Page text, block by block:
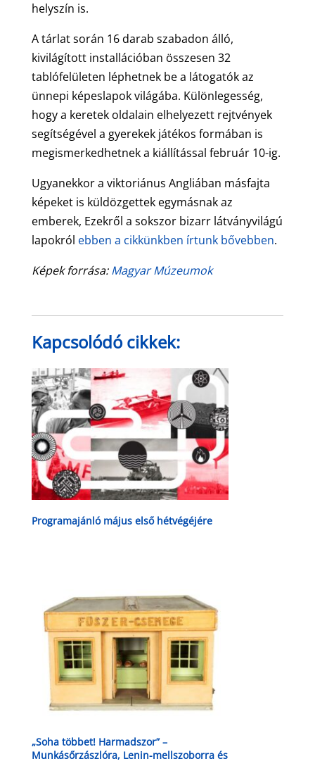
helyszín is.
A tárlat során 16 darab szabadon álló,
kivilágított installációban összesen 32
tablófelületen léphetnek be a látogatók az
ünnepi képeslapok világába. Különlegesség,
hogy a keretek oldalain elhelyezett rejtvények
segítségével a gyerekek játékos formában is
megismerkedhetnek a kiállítással február 10-ig.
Ugyanekkor a viktoriánus Angliában másfajta
képeket is küldözgettek egymásnak az
emberek, Ezekről a sokszor bizarr látványvilágú
lapokról ebben a cikkünkben írtunk bővebben.
Képek forrása:Magyar Múzeumok
Kapcsolódó cikkek:
Programajánló május első hétvégéjére
„Soha többet! Harmadszor” –
Munkásőrzászlóra, Lenin-mellszoborra és